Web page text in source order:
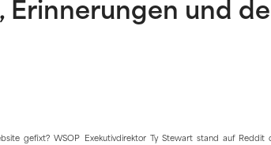
Erinnerungen und
gefixt? WSOP Exekutivdirektor Ty Stewart stand auf Reddit